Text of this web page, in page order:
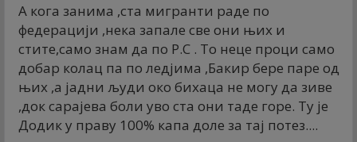
А кога занима ,ста мигранти раде по
федерацији ,нека запале све они њих и
стите,само знам да по Р.С . То неце проци само
добар колац па по ледјима ,Бакир бере паре од
њих ,а јадни људи око бихаца не могу да зиве
,док сарајева боли уво ста они таде горе. Ту је
Додик у праву 100% капа доле за тај потез....